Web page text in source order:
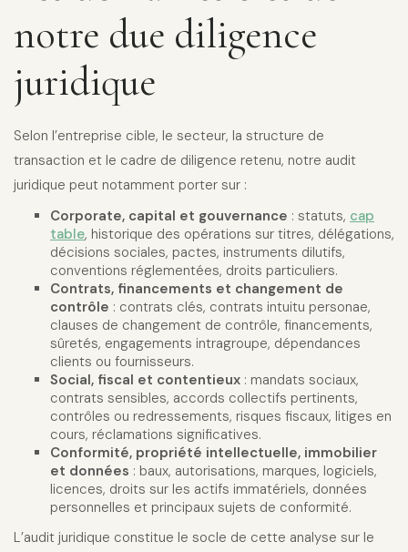
notre due diligence
juridique
Selon l’entreprise cible, le secteur, la structure de
transaction et le cadre de diligence retenu, notre audit
juridique peut notamment porter sur :
Corporate, capital et gouvernance : statuts, cap
table, historique des opérations sur titres, délégations,
décisions sociales, pactes, instruments dilutifs,
conventions réglementées, droits particuliers.
Contrats, financements et changement de
contrôle : contrats clés, contrats intuitu personae,
clauses de changement de contrôle, financements,
sûretés, engagements intragroupe, dépendances
clients ou fournisseurs.
Social, fiscal et contentieux : mandats sociaux,
contrats sensibles, accords collectifs pertinents,
contrôles ou redressements, risques fiscaux, litiges en
cours, réclamations significatives.
Conformité, propriété intellectuelle, immobilier
et données : baux, autorisations, marques, logiciels,
licences, droits sur les actifs immatériels, données
personnelles et principaux sujets de conformité.
L’audit juridique constitue le socle de cette analyse sur le